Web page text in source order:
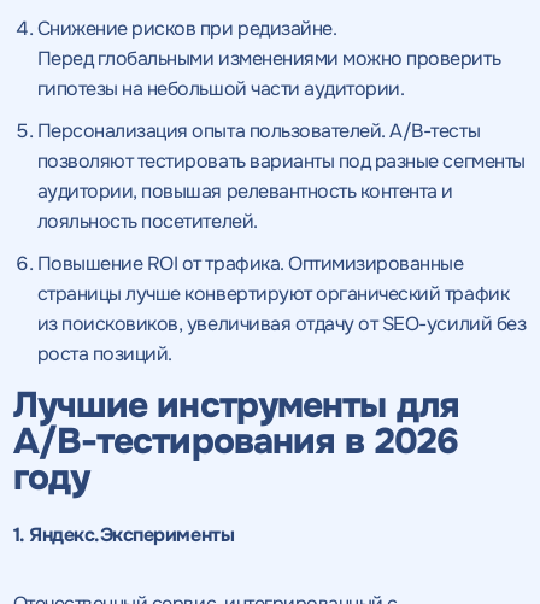
Снижение рисков при редизайне.
Перед глобальными изменениями можно проверить
гипотезы на небольшой части аудитории.
Персонализация опыта пользователей. A/B-тесты
позволяют тестировать варианты под разные сегменты
аудитории, повышая релевантность контента и
лояльность посетителей.
Повышение ROI от трафика. Оптимизированные
страницы лучше конвертируют органический трафик
из поисковиков, увеличивая отдачу от SEO-усилий без
роста позиций.
Лучшие инструменты для
A/B-тестирования в 2026
году
1. Яндекс.Эксперименты